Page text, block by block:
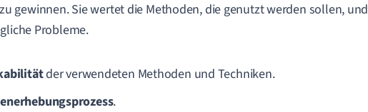
gewinnen. Sie wertet die Methoden, die genutzt werden sollen, und
Probleme.
der verwendeten Methoden und Techniken.
.